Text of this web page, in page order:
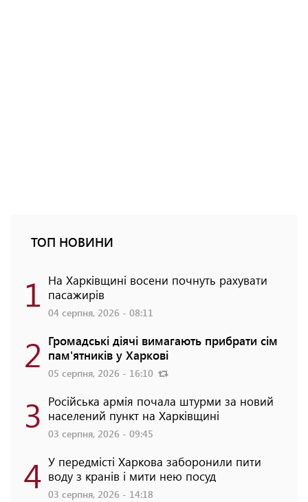
ТОП НОВИНИ
1 На Харківщині восени почнуть рахувати
пасажирів
04 серпня, 2026 - 08:11
2 Громадські діячі вимагають прибрати сім
пам'ятників у Харкові
05 серпня, 2026 - 16:10
3 Російська армія почала штурми за новий
населений пункт на Харківщині
03 серпня, 2026 - 09:45
4 У передмісті Харкова заборонили пити
воду з кранів і мити нею посуд
03 серпня, 2026 - 14:18